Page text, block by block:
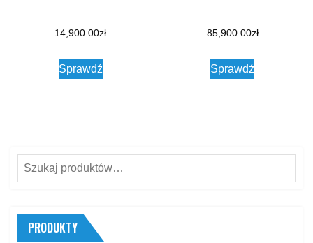
14,900.00zł
Sprawdź
85,900.00zł
Sprawdź
Szukaj:
PRODUKTY